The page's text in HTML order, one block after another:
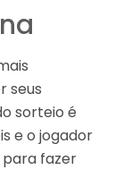
seus
sorteio é
e o jogador
para fazer